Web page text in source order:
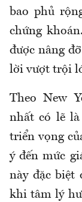
bao phủ
chứng
được nâng
lời vượt trội
Theo New
nhất có lẽ
triển vọng
ý đến mức
này đặc biệt
khi tâm lý